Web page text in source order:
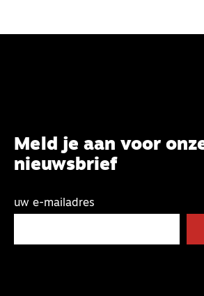
Meld je aan voor
nieuwsbrief
uw e-mailadres